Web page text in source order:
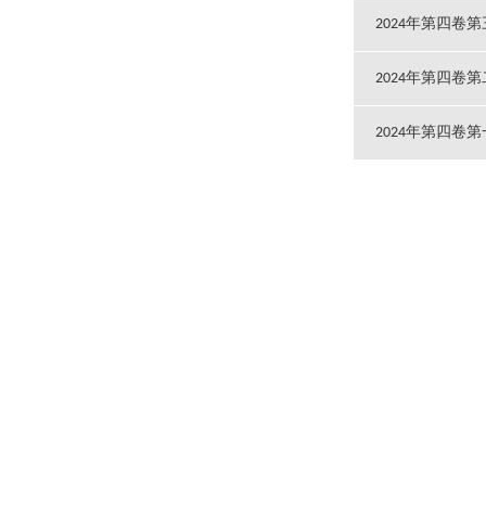
2024年第四卷第
2024年第四卷第
2024年第四卷第